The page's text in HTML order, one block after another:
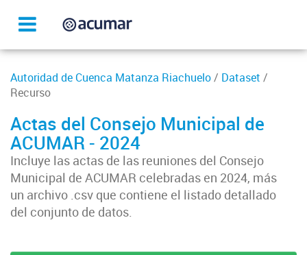
Autoridad de Cuenca Matanza Riachuelo/ Dataset /
Recurso
Actas del Consejo Municipal de
ACUMAR - 2024
Incluye las actas de las reuniones del Consejo
Municipal de ACUMAR celebradas en 2024, más
un archivo .csv que contiene el listado detallado
del conjunto de datos.